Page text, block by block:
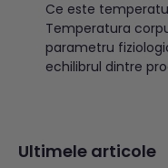
Ce este
Temperatura
parametru
echilibrul dintre
menținută într-un
(în mod normal
Ultimele articole